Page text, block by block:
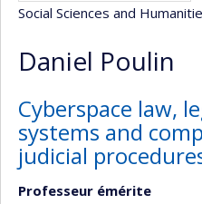
Social Sciences and
Daniel Poulin
Cyberspace law,
systems and
judicial
Professeur émérite